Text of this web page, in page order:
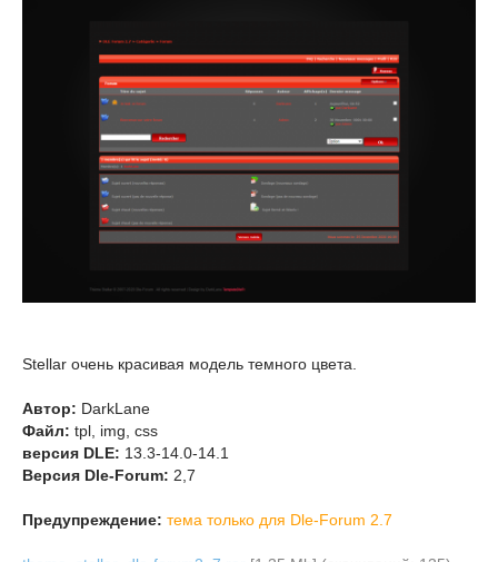
Stellar очень красивая модель темного цвета.
Автор: DarkLane
Файл: tpl, img, css
версия DLE: 13.3-14.0-14.1
Версия Dle-Forum: 2,7
Предупреждение: тема только для Dle-Forum 2.7